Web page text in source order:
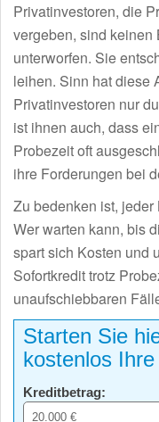
Privatinvestoren, die
vergeben, sind
unterworfen. Sie
leihen. Sinn hat diese
Privatinvestoren nur
ist ihnen auch, dass
Probezeit oft
ihre Forderungen bei
Zu bedenken ist,
Wer warten kann, bis
spart sich Kosten und
Sofortkredit trotz
unaufschiebbaren
Starten Sie
kostenlos
Kreditbetrag: